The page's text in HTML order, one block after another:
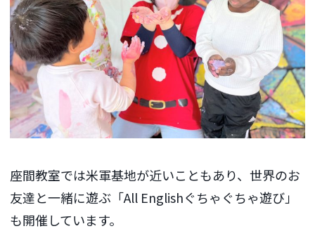
座間教室では米軍基地が近いこともあり、世界のお
友達と一緒に遊ぶ「All Englishぐちゃぐちゃ遊び」
も開催しています。